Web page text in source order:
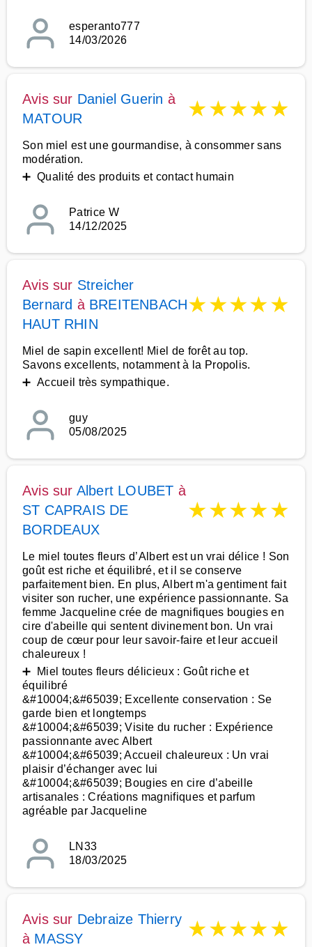
esperanto777
14/03/2026
Avis sur Daniel Guerin à
MATOUR
★★★★★
Son miel est une gourmandise, à consommer sans
modération.
➕ Qualité des produits et contact humain
Patrice W
14/12/2025
Avis sur Streicher
Bernard à BREITENBACH
HAUT RHIN
★★★★★
Miel de sapin excellent! Miel de forêt au top.
Savons excellents, notamment à la Propolis.
➕ Accueil très sympathique.
guy
05/08/2025
Avis sur Albert LOUBET à
ST CAPRAIS DE
BORDEAUX
★★★★★
Le miel toutes fleurs d’Albert est un vrai délice ! Son
goût est riche et équilibré, et il se conserve
parfaitement bien. En plus, Albert m'a gentiment fait
visiter son rucher, une expérience passionnante. Sa
femme Jacqueline crée de magnifiques bougies en
cire d'abeille qui sentent divinement bon. Un vrai
coup de cœur pour leur savoir-faire et leur accueil
chaleureux !
➕ Miel toutes fleurs délicieux : Goût riche et
équilibré
&#10004;&#65039; Excellente conservation : Se
garde bien et longtemps
&#10004;&#65039; Visite du rucher : Expérience
passionnante avec Albert
&#10004;&#65039; Accueil chaleureux : Un vrai
plaisir d’échanger avec lui
&#10004;&#65039; Bougies en cire d’abeille
artisanales : Créations magnifiques et parfum
agréable par Jacqueline
LN33
18/03/2025
Avis sur Debraize Thierry
à MASSY ★★★★★